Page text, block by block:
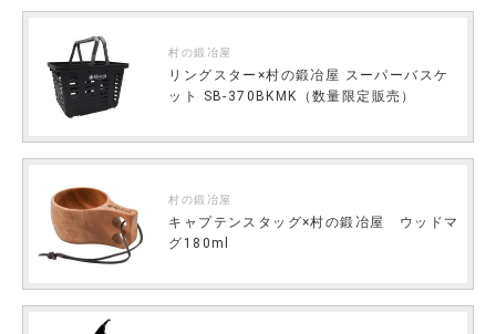
村の鍛冶屋
リングスター×村の鍛冶屋 スーパーバスケ
ット SB-370BKMK（数量限定販売）
村の鍛冶屋
キャプテンスタッグ×村の鍛冶屋 ウッドマ
グ180ml